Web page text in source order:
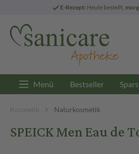
E-Rezept: Heute bestellt,
Menü Bestseller
Kosmetik Naturkosmetik
SPEICK Men Eau